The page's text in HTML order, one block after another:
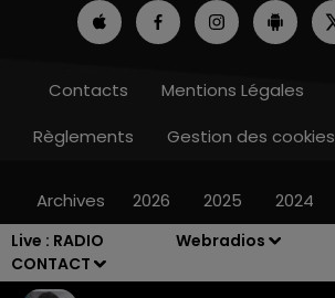
Live : RADIO
CONTACT
Webradios
Contacts Mentions Légales
Règlements
Gestion des cookies
Archives 2026 2025 2024